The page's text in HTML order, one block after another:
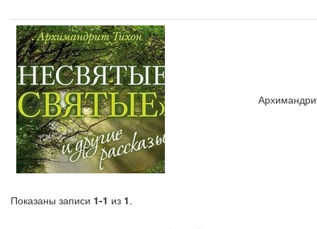
Показаны записи 1-1 из 1.